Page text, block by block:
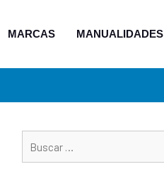
MARCAS MANUALIDADES